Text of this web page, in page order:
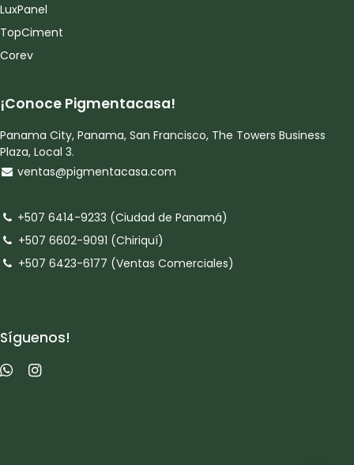
LuxPanel
TopCiment
Corev
¡Conoce Pigmentacasa!
Panama City, Panama, San Francisco, The Towers Business
Plaza, Local 3.
ventas@pigmentacasa.com
+507 6414-9233 (Ciudad de Panamá)
+507 6602-9091 (Chiriquí)
+507 6423-6177 (Ventas Comerciales)
Síguenos!